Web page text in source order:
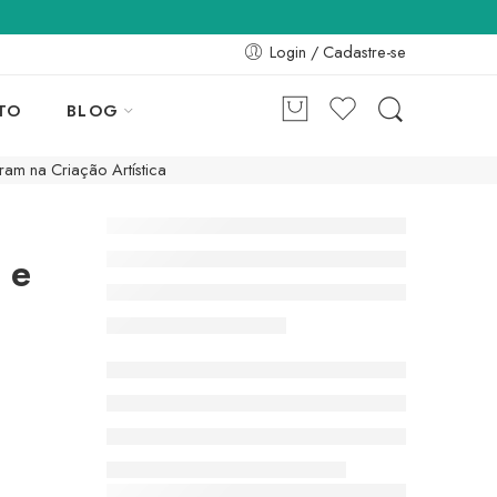
Login / Cadastre-se
BLOG
na Criação Artística